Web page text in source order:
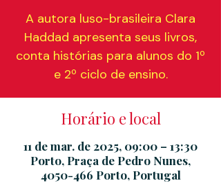
A autora luso-brasileira Clara
Haddad apresenta seus livros,
conta histórias para alunos do 1º
e 2º ciclo de ensino.
Horário e local
11 de mar. de 2025, 09:00 – 13:30
Porto, Praça de Pedro Nunes,
4050-466 Porto, Portugal